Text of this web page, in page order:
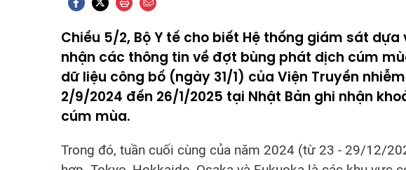
Chiều 5/2, Bộ Y tế cho biết Hệ thống giám sát
nhận các thông tin về đợt bùng phát dịch cúm
dữ liệu công bố (ngày 31/1) của Viện Truyền
2/9/2024 đến 26/1/2025 tại Nhật Bản ghi nhận
cúm mùa.
Trong đó, tuần cuối cùng của năm 2024 (từ 23 - 29/12/